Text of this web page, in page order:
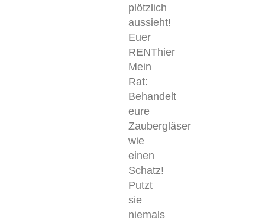
plötzlich
aussieht!
Euer
RENThier
Mein
Rat:
Behandelt
eure
Zaubergläser
wie
einen
Schatz!
Putzt
sie
niemals